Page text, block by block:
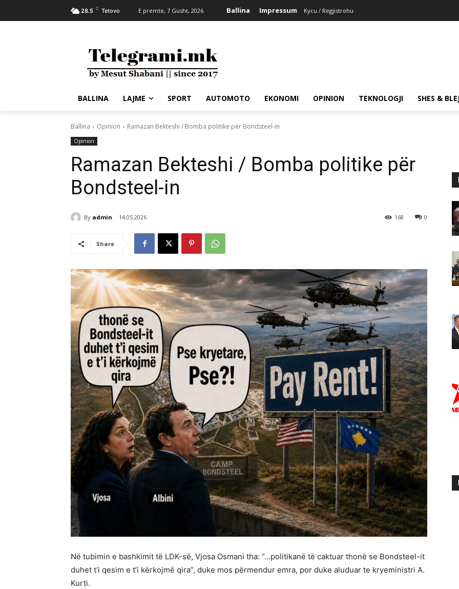
28.5 C Tetovo E premte, 7 Gusht, 2026 Ballina Impressum Kycu / Regjistrohu
BALLINA LAJME SPORT AUTOMOTO EKONOMI OPINION TEKNOLOGJI SHES &
Ballina Opinion Ramazan Bekteshi / Bomba politike për Bondsteel-in
Opinion
Ramazan Bekteshi / Bomba politike për
Bondsteel-in
By admin 14.05.2026 0
168
Share
Në tubimin e bashkimit të LDK-së, Vjosa Osmani tha: “…politikanë të caktuar thonë se Bondsteel-it
duhet t’i qesim e t’i kërkojmë qira”, duke mos përmendur emra, por duke aluduar te kryeministri A.
Kurti.